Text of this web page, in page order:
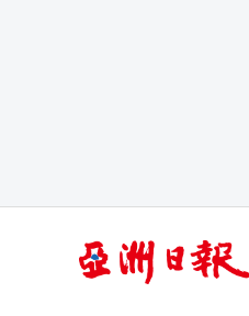
亚
洲
日